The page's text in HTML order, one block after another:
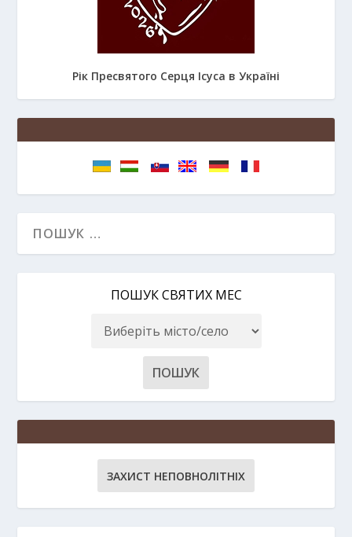
Рік Пресвятого Серця Ісуса в Україні
ПОШУК СВЯТИХ МЕС
ЗАХИСТ НЕПОВНОЛІТНІХ